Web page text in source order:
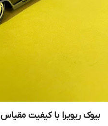
بیوک ریویرا با کیفیت مقیاس ۱/۲۴